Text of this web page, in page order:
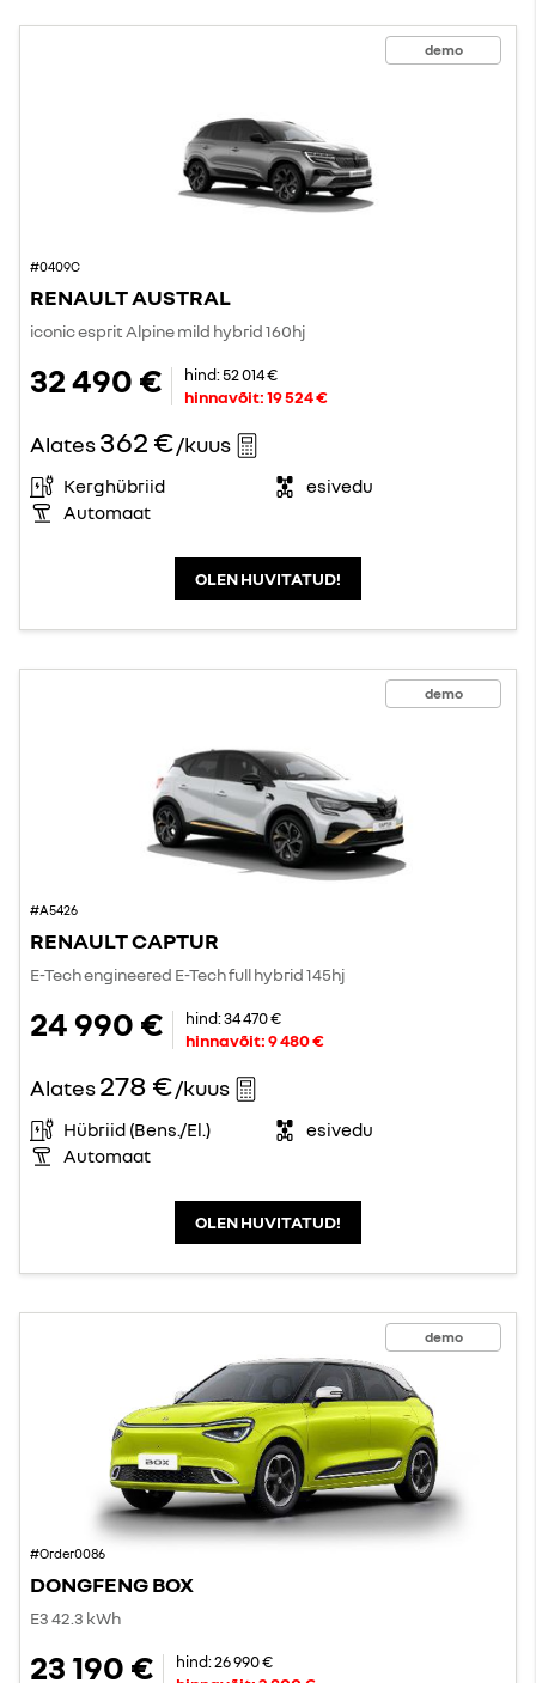
demo
#0409C
RENAULT AUSTRAL
iconic esprit Alpine mild hybrid 160hj
32 490 € hind:52 014 €
hinnavõit:19 524 €
Alates362 €/kuus
Kerghübriid
esivedu
Automaat
OLEN HUVITATUD!
demo
#A5426
RENAULT CAPTUR
E-Tech engineered E-Tech full hybrid 145hj
24 990 € hind:34 470 €
hinnavõit:9 480 €
Alates278 €/kuus
Hübriid (Bens./El.)
esivedu
Automaat
OLEN HUVITATUD!
demo
#Order0086
DONGFENG BOX
E3 42.3 kWh
23 190 € hind:26 990 €